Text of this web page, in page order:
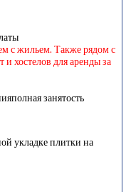
с жильем. Также рядом с
хостелов для аренды за
занятость
укладке плитки на